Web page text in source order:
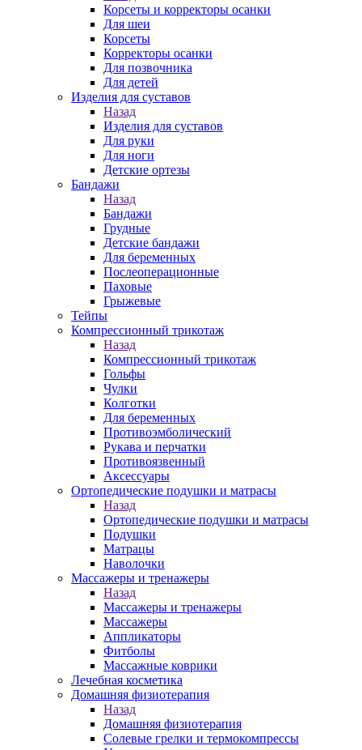
Корсеты и корректоры осанки
Для шеи
Корсеты
Корректоры осанки
Для позвочника
Для детей
Изделия для суставов
Назад
Изделия для суставов
Для руки
Для ноги
Детские ортезы
Бандажи
Назад
Бандажи
Грудные
Детские бандажи
Для беременных
Послеоперационные
Паховые
Грыжевые
Тейпы
Компрессионный трикотаж
Назад
Компрессионный трикотаж
Гольфы
Чулки
Колготки
Для беременных
Противоэмболический
Рукава и перчатки
Противоязвенный
Аксессуары
Ортопедические подушки и матрасы
Назад
Ортопедические подушки и матрасы
Подушки
Матрацы
Наволочки
Массажеры и тренажеры
Назад
Массажеры и тренажеры
Массажеры
Аппликаторы
Фитболы
Массажные коврики
Лечебная косметика
Домашняя физиотерапия
Назад
Домашняя физиотерапия
Солевые грелки и термокомпрессы